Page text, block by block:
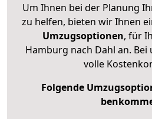
Um Ihnen bei der Planung
zu helfen, bieten wir Ihnen
Umzugsoptionen, für
Hamburg nach Dahl an. Bei
volle
Folgende